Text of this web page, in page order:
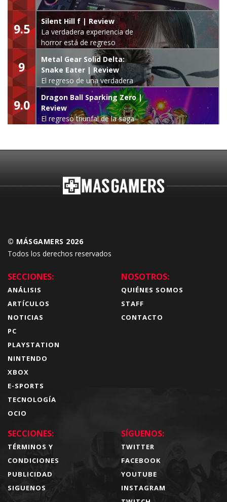
9.5
Silent Hill f | Review
La verdadera experiencia de
horror está de regreso
9
Metal Gear Solid Delta:
Snake Eater | Review
El regreso de una verdadera
leyenda
9.0
Dragon Ball Sparking Zero |
Review
El regreso triunfal de la saga
© MÁSGAMERS 2026
Todos los derechos reservados
SECCIONES:
ANÁLISIS
ARTÍCULOS
NOTICIAS
PC
PLAYSTATION
NINTENDO
XBOX
E-SPORTS
TECNOLOGÍA
OCIO
NOSOTROS:
QUIÉNES SOMOS
STAFF
CONTACTO
SECCIONES:
TÉRMINOS Y
CONDICIONES
PUBLICIDAD
SIGUENOS
SÍGUENOS:
TWITTER
FACEBOOK
YOUTUBE
INSTAGRAM